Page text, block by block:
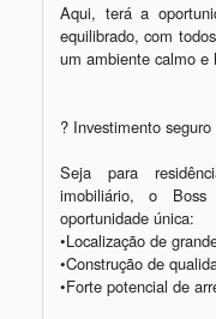
Aqui, terá a
equilibrado, com
um ambiente calmo e
? Investimento seguro
Seja para
imobiliário, o Boss
oportunidade única:
•Localização de
•Construção de
•Forte potencial de